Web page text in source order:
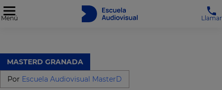
Menú Llamar
MASTERD GRANADA
Por Escuela Audiovisual MasterD